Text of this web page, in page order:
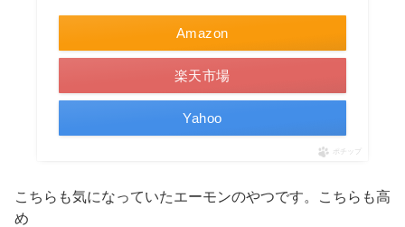
Amazon
楽天市場
Yahoo
ポチップ
こちらも気になっていたエーモンのやつです。こちらも高
め